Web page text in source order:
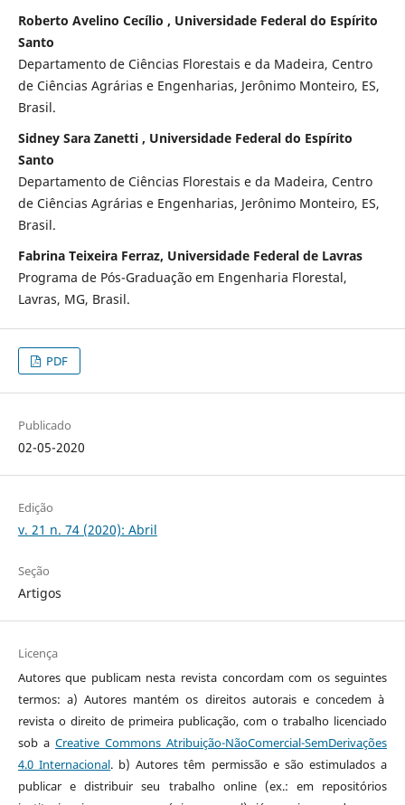
Roberto Avelino Cecílio , Universidade Federal do Espírito
Santo
Departamento de Ciências Florestais e da Madeira, Centro
de Ciências Agrárias e Engenharias, Jerônimo Monteiro, ES,
Brasil.
Sidney Sara Zanetti , Universidade Federal do Espírito
Santo
Departamento de Ciências Florestais e da Madeira, Centro
de Ciências Agrárias e Engenharias, Jerônimo Monteiro, ES,
Brasil.
Fabrina Teixeira Ferraz, Universidade Federal de Lavras
Programa de Pós-Graduação em Engenharia Florestal,
Lavras, MG, Brasil.
PDF
Publicado
02-05-2020
Edição
v. 21 n. 74 (2020): Abril
Seção
Artigos
Licença
Autores que publicam nesta revista concordam com os seguintes
termos: a) Autores mantém os direitos autorais e concedem à
revista o direito de primeira publicação, com o trabalho licenciado
sob a Creative Commons Atribuição-NãoComercial-SemDerivações
4.0 Internacional. b) Autores têm permissão e são estimulados a
publicar e distribuir seu trabalho online (ex.: em repositórios